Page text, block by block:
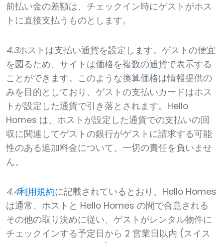
前払い金の差額は、チェックイン時にゲストがホス
トに直接支払うものとします。
4.3ホストは支払い通貨を設定します。ゲストの便宜
を図るため、サイトは価格を複数の通貨で表示する
ことができます。このような換算価格は情報提供の
みを目的としており、ゲストの支払いカードはホス
トが設定した通貨で引き落とされます。Hello
Homes は、ホストが設定した通貨での支払いの回
収に関連してゲストの銀行がゲストに請求する可能
性のある追加料金について、一切の責任を負いませ
ん。
4.4利用規約に記載されているとおり、Hello Homes
は通常、ホストと Hello Homes の間で合意される
その他の取り決めに従い、ゲストがレンタル物件に
チェックインする予定日から 2 営業日以内 (スイス